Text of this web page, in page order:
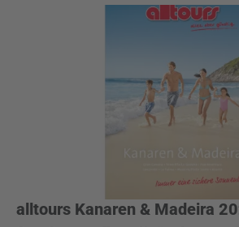
alltours Kanaren & Madeira